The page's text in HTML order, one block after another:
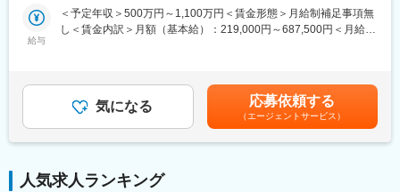
部のアーキテクチャ構築のスキルに加え、機能検証技術を習得で
きます。 回路設計や機能検証のスキルを踏み台に、設計チームを
世界初となる人間の目を超えるセンサーを世に提供できます。
変更の範囲：会社の定める業務
非ご応募ください。
（ポジション例）
・ディスプレイアナログ回路設計
・ロジック回路設計(ディスプレイデバイス向け画像処理回路設計)
化に重要視されており、今後も大きな需要増加が見込まれます。
給与
＜予定年収＞500万円～1,100万円＜賃金形態＞月給制補足事項無
し＜賃金内訳＞月額（基本給）：219,000円～687,500円＜月給＞
があります。月給(月額)は固定手当を含めた表記です。
気になる 応募依頼する
（エージェントサービス）
人気求人ランキング